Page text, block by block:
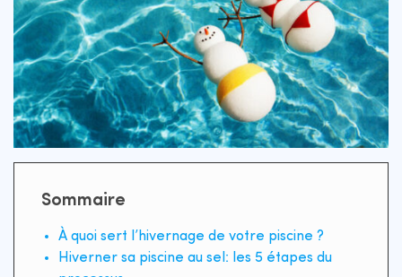
Sommaire
À quoi sert l’hivernage de votre piscine ?
Hiverner sa piscine au sel: les 5 étapes du